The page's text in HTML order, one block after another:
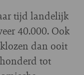
tijd landelijk
40.000. Ook
dan ooit
tot